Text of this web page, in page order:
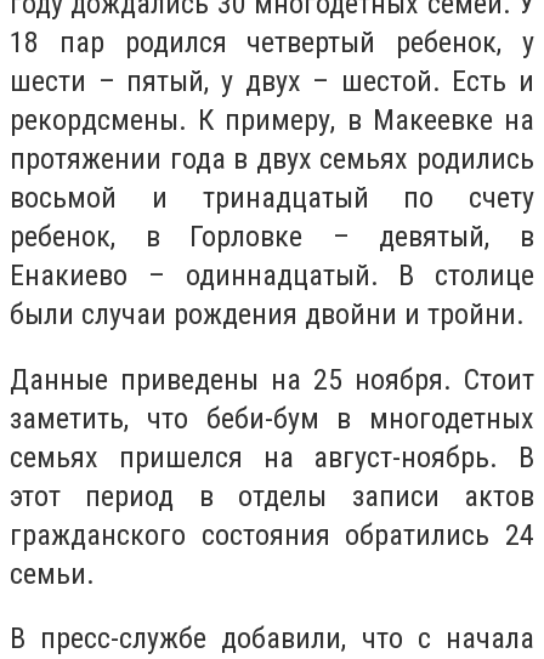
18 пар родился четвертый ребенок, у
шести – пятый, у двух – шестой. Есть и
рекордсмены. К примеру, в Макеевке на
протяжении года в двух семьях родились
восьмой и тринадцатый по счету
ребенок, в Горловке – девятый, в
Енакиево – одиннадцатый. В столице
были случаи рождения двойни и тройни.
Данные приведены на 25 ноября. Стоит
заметить, что беби-бум в многодетных
семьях пришелся на август-ноябрь. В
этот период в отделы записи актов
гражданского состояния обратились 24
семьи.
В пресс-службе добавили, что с начала